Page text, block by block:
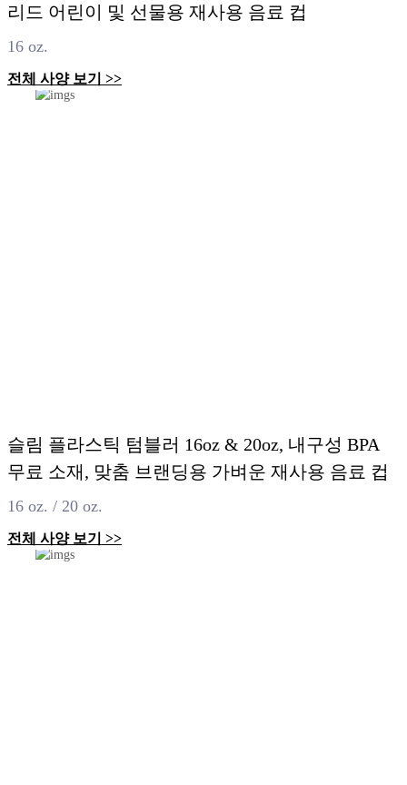
리드 어린이 및 선물용 재사용 음료 컵
16 oz.
전체 사양 보기 >>
슬림 플라스틱 텀블러 16oz & 20oz, 내구성 BPA
무료 소재, 맞춤 브랜딩용 가벼운 재사용 음료 컵
16 oz. / 20 oz.
전체 사양 보기 >>